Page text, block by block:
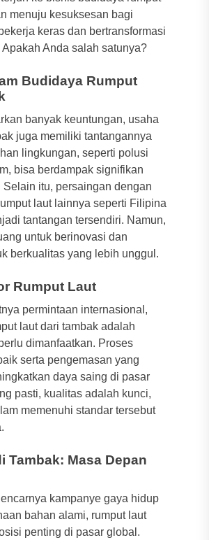
menuju kesuksesan bagi
keras dan bertransformasi
Anda salah satunya?
Budidaya Rumput
banyak keuntungan, usaha
juga memiliki tantangannya
lingkungan, seperti polusi
bisa berdampak signifikan
Selain itu, persaingan dengan
laut lainnya seperti Filipina
tantangan tersendiri. Namun,
untuk berinovasi dan
berkualitas yang lebih unggul.
Rumput Laut
permintaan internasional,
laut dari tambak adalah
dimanfaatkan. Proses
serta pengemasan yang
daya saing di pasar
pasti, kualitas adalah kunci,
memenuhi standar tersebut
Tambak: Masa Depan
kampanye gaya hidup
bahan alami, rumput laut
penting di pasar global.